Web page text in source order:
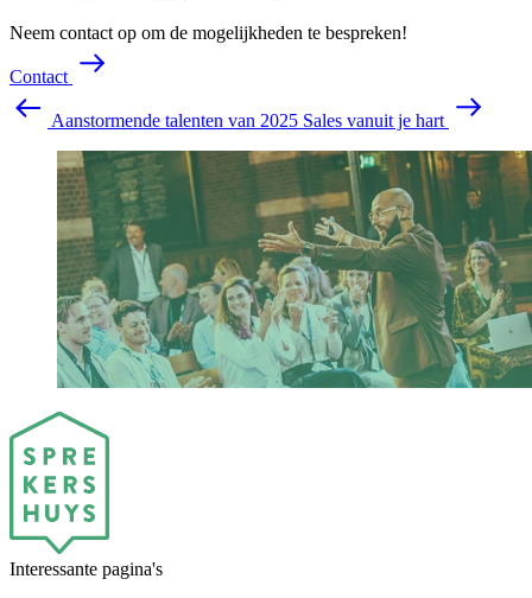
Neem contact op om de mogelijkheden te bespreken!
Contact
Aanstormende talenten van 2025 Sales vanuit je hart
Interessante pagina's